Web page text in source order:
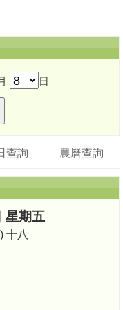
日
查詢 農曆查詢
星期五
十八